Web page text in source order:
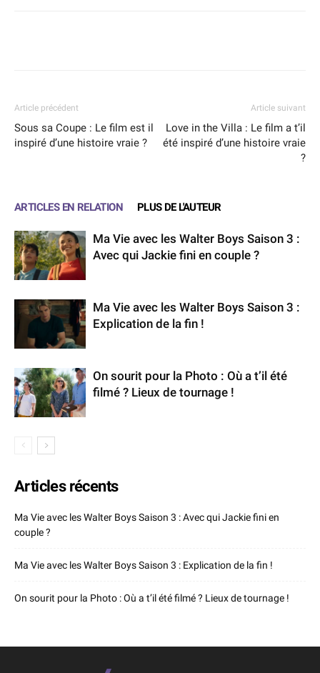
Article précédent
Sous sa Coupe : Le film est il
inspiré d’une histoire vraie ?
Article suivant
Love in the Villa : Le film a t’il
été inspiré d’une histoire vraie
?
ARTICLES EN RELATION PLUS DE L'AUTEUR
Ma Vie avec les Walter Boys Saison 3 :
Avec qui Jackie fini en couple ?
Ma Vie avec les Walter Boys Saison 3 :
Explication de la fin !
On sourit pour la Photo : Où a t’il été
filmé ? Lieux de tournage !
Articles récents
Ma Vie avec les Walter Boys Saison 3 : Avec qui Jackie fini en
couple ?
Ma Vie avec les Walter Boys Saison 3 : Explication de la fin !
On sourit pour la Photo : Où a t’il été filmé ? Lieux de tournage !